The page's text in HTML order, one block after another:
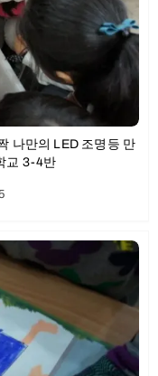
나만의 LED 조명등 만
교 3-4반